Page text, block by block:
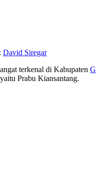
David Siregar
terkenal di Kabupaten
Prabu Kiansantang.